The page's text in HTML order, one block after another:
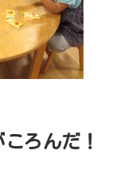
ろんだ！